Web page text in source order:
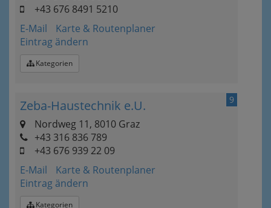
+43 676 8491 5210
E-Mail
Karte & Routenplaner
Eintrag ändern
Kategorien
9
Zeba-Haustechnik e.U.
Nordweg 11, 8010 Graz
+43 316 836 789
+43 676 939 22 09
E-Mail
Karte & Routenplaner
Eintrag ändern
Kategorien